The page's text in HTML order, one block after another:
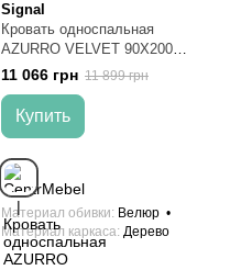
Signal
Кровать односпальная
AZURRO VELVET 90X200
(серый) BLUVEL 14
11 066 грн 11 899 грн
Купить
Материал обивки
Велюр
Материал каркаса Дерево